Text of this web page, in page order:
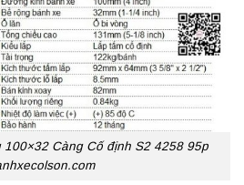
100×32 Càng Cố định S2 4258 95p